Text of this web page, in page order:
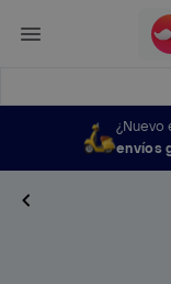
¿Nuevo
envíos